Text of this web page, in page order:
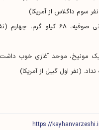
سوم داگلاس از آمریکا)
۱۹۷۱ - جهانی صوفیه، ۶۸ کیلو
المپیک مونیخ، موحد آغازی خوب
(نفر اول گیبل از آمریکا)
https://